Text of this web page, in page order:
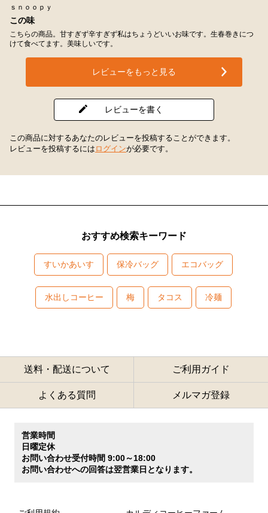
ｓｎｏｏｐｙ
この味
こちらの商品。甘すぎず辛すぎず私はちょうどいいお味です。生春巻きにつ
けて食べてます。美味しいです。
レビューをもっと見る
レビューを書く
この商品に対するあなたのレビューを投稿することができます。
レビューを投稿するには ログインが必要です。
おすすめ検索キーワード
すいかあいす 保冷バッグ エコバッグ
水出しコーヒー 梅 タコス 冷麺
送料・配送について ご利用ガイド
よくある質問 メルマガ登録
営業時間
日曜定休
お問い合わせ受付時間 9:00～18:00
お問い合わせへの回答は翌営業日となります。